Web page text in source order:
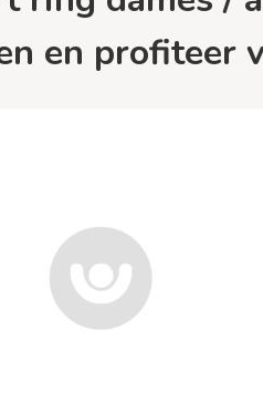
en profiteer